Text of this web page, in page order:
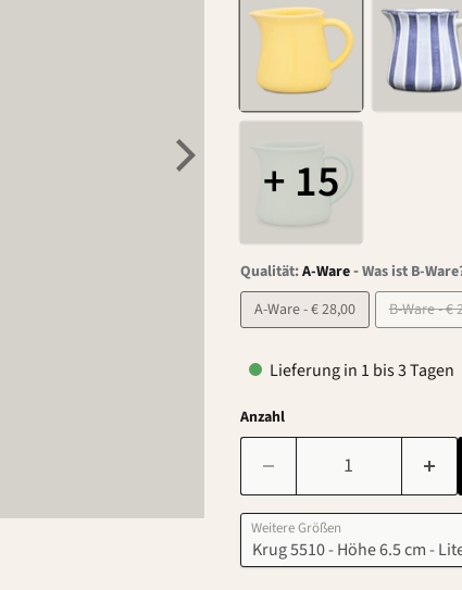
+ 15
Qualität:A-Ware-Was ist B-
A-Ware - € 28,00
B-
Lieferung in 1 bis 3 Tagen
Anzahl
Weitere Größen